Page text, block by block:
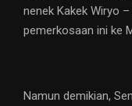
nenek Kakek Wiryo
pemerkosaan ini ke
Namun demikian,